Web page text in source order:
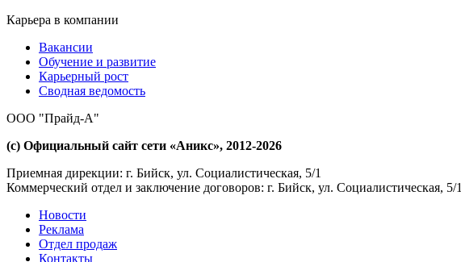
Карьера в компании
Вакансии
Обучение и развитие
Карьерный рост
Сводная ведомость
ООО "Прайд-А"
(с) Официальный сайт сети «Аникс», 2012-2026
Приемная дирекции: г. Бийск, ул. Социалистическая, 5/1
Коммерческий отдел и заключение договоров: г. Бийск, ул. Социалистическая, 5/1
Новости
Реклама
Отдел продаж
Контакты